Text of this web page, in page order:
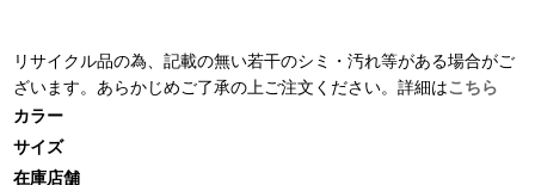
リサイクル品の為、記載の無い若干のシミ・汚れ等がある場合がご
ざいます。あらかじめご了承の上ご注文ください。詳細はこちら
カラー
サイズ
在庫店舗